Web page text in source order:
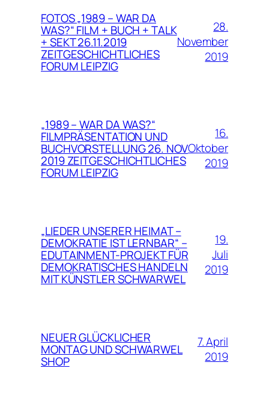
FOTOS „1989 – WAR DA
WAS?“ FILM + BUCH + TALK
+ SEKT 26.11.2019
ZEITGESCHICHTLICHES
FORUM LEIPZIG
28.
November
2019
„1989 – WAR DA WAS?“
FILMPRÄSENTATION UND
BUCHVORSTELLUNG 26. NOV
2019 ZEITGESCHICHTLICHES
FORUM LEIPZIG
16.
Oktober
2019
„LIEDER UNSERER HEIMAT –
DEMOKRATIE IST LERNBAR“ –
EDUTAINMENT-PROJEKT FÜR
DEMOKRATISCHES HANDELN
MIT KÜNSTLER SCHWARWEL
19.
Juli
2019
NEUER GLÜCKLICHER
MONTAG UND SCHWARWEL
SHOP
7. April
2019